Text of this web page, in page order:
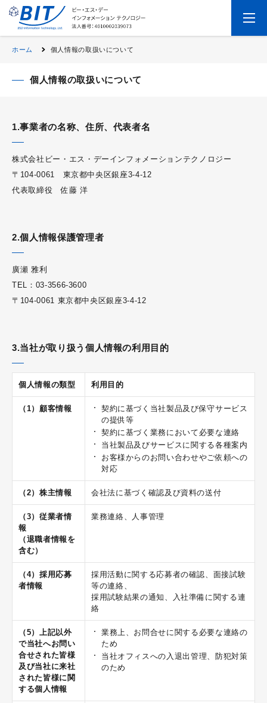
ホーム 個人情報の取扱いについて
個人情報の取扱いについて
1.事業者の名称、住所、代表者名
株式会社ビー・エス・デーインフォメーションテクノロジー
〒104-0061 東京都中央区銀座3-4-12
代表取締役 佐藤 洋
2.個人情報保護管理者
廣瀬 雅利
TEL：03-3566-3600
〒104-0061 東京都中央区銀座3-4-12
3.当社が取り扱う個人情報の利用目的
個人情報の類型 利用目的
（1）顧客情報
契約に基づく当社製品及び保守サービス
の提供等
契約に基づく業務において必要な連絡
当社製品及びサービスに関する各種案内
お客様からのお問い合わせやご依頼への
対応
（2）株主情報 会社法に基づく確認及び資料の送付
（3）従業者情
報
（退職者情報を
含む）
業務連絡、人事管理
（4）採用応募
者情報
採用活動に関する応募者の確認、面接試験
等の連絡、
採用試験結果の通知、入社準備に関する連
絡
（5）上記以外
で当社へお問い
合せされた皆様
及び当社に来社
された皆様に関
する個人情報
業務上、お問合せに関する必要な連絡の
ため
当社オフィスへの入退出管理、防犯対策
のため